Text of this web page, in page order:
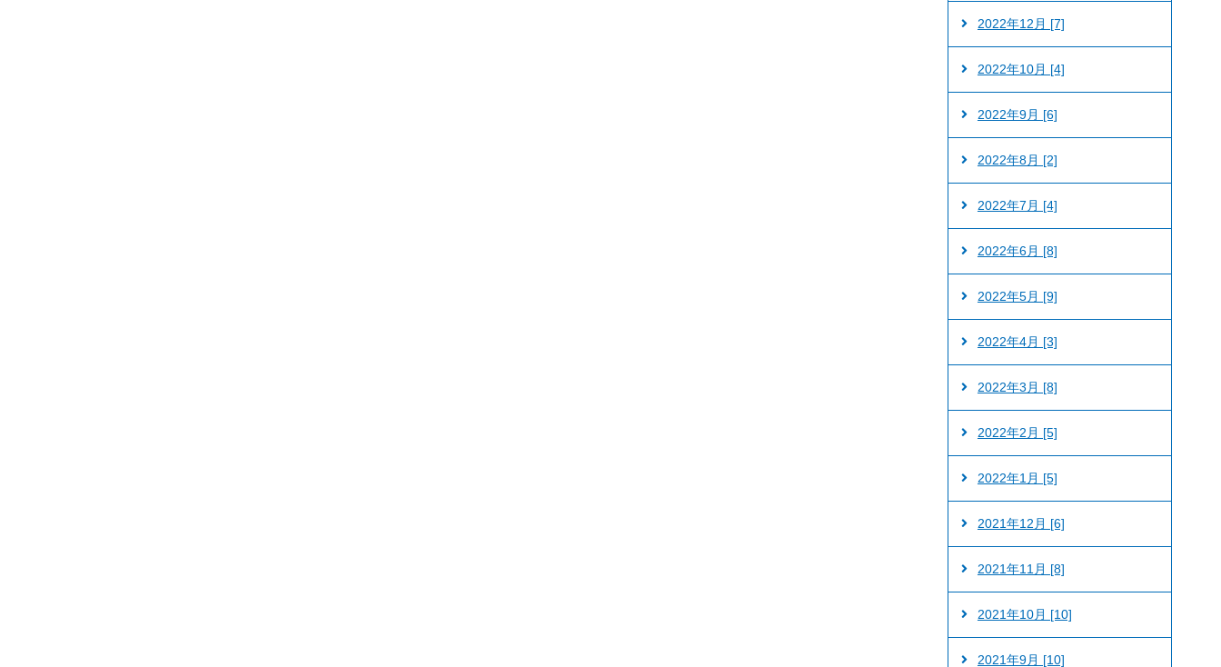
2022年12月 [7]
2022年10月 [4]
2022年9月 [6]
2022年8月 [2]
2022年7月 [4]
2022年6月 [8]
2022年5月 [9]
2022年4月 [3]
2022年3月 [8]
2022年2月 [5]
2022年1月 [5]
2021年12月 [6]
2021年11月 [8]
2021年10月 [10]
2021年9月 [10]